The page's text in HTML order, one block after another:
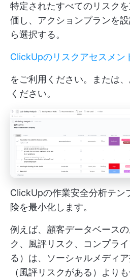
特定されたすべてのリスク
価し、アクションプランを
ら選択する。
ClickUpのリスクアセスメン
をご利用ください。または
ください。
ClickUpの作業安全分析テン
険を最小化します。
例えば、顧客データベース
ク、風評リスク、コンプラ
る）は、ソーシャルメディ
（風評リスクがある）より